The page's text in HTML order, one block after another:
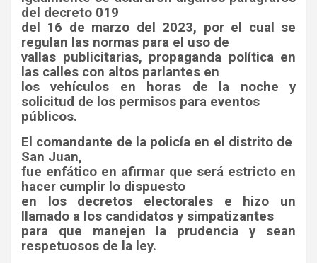
del decreto 019
del 16 de marzo del 2023, por el cual se
regulan las normas para el uso de
vallas publicitarias, propaganda política en
las calles con altos parlantes en
los vehículos en horas de la noche y
solicitud de los permisos para eventos
públicos.
El comandante de la policía en el distrito de
San Juan,
fue enfático en afirmar que será estricto en
hacer cumplir lo dispuesto
en los decretos electorales e hizo un
llamado a los candidatos y simpatizantes
para que manejen la prudencia y sean
respetuosos de la ley.